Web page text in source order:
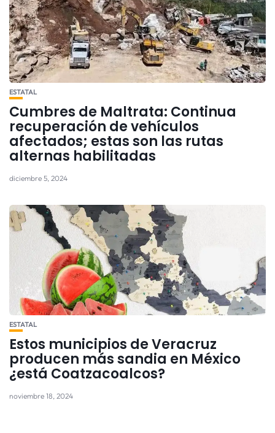
ESTATAL
Cumbres de Maltrata: Continua
recuperación de vehículos
afectados; estas son las rutas
alternas habilitadas
diciembre 5, 2024
ESTATAL
Estos municipios de Veracruz
producen más sandia en México
¿está Coatzacoalcos?
noviembre 18, 2024